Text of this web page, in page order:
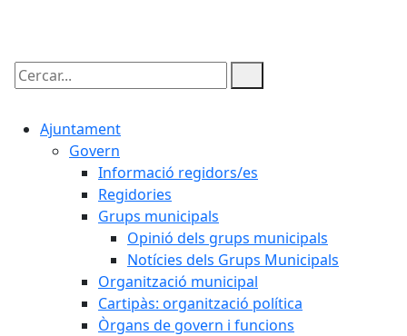
Cercar:
Ajuntament
Govern
Informació regidors/es
Regidories
Grups municipals
Opinió dels grups municipals
Notícies dels Grups Municipals
Organització municipal
Cartipàs: organització política
Òrgans de govern i funcions